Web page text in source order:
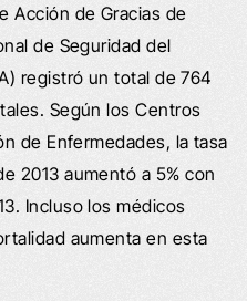
Acción de Gracias de
de Seguridad del
registró un total de 764
Según los Centros
de Enfermedades, la tasa
2013 aumentó a 5% con
Incluso los médicos
aumenta en esta